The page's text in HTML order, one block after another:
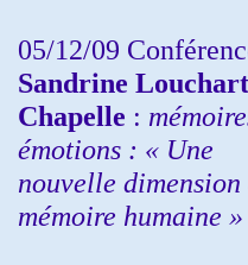
05/12/09
Sandrine
Chapelle :
émotions : « Une
nouvelle dimension
mémoire humaine »